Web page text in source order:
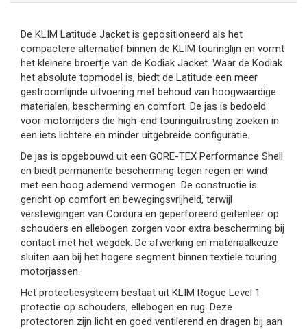
De KLIM Latitude Jacket is gepositioneerd als het
compactere alternatief binnen de KLIM touringlijn en vormt
het kleinere broertje van de Kodiak Jacket. Waar de Kodiak
het absolute topmodel is, biedt de Latitude een meer
gestroomlijnde uitvoering met behoud van hoogwaardige
materialen, bescherming en comfort. De jas is bedoeld
voor motorrijders die high-end touringuitrusting zoeken in
een iets lichtere en minder uitgebreide configuratie.
De jas is opgebouwd uit een GORE-TEX Performance Shell
en biedt permanente bescherming tegen regen en wind
met een hoog ademend vermogen. De constructie is
gericht op comfort en bewegingsvrijheid, terwijl
verstevigingen van Cordura en geperforeerd geitenleer op
schouders en ellebogen zorgen voor extra bescherming bij
contact met het wegdek. De afwerking en materiaalkeuze
sluiten aan bij het hogere segment binnen textiele touring
motorjassen.
Het protectiesysteem bestaat uit KLIM Rogue Level 1
protectie op schouders, ellebogen en rug. Deze
protectoren zijn licht en goed ventilerend en dragen bij aan